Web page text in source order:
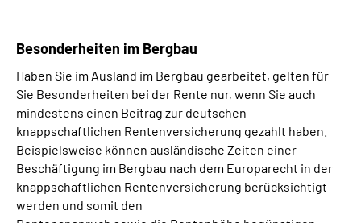
Besonderheiten im Bergbau
Haben Sie im Ausland im Bergbau gearbeitet, gelten für
Sie Besonderheiten bei der Rente nur, wenn Sie auch
mindestens einen Beitrag zur deutschen
knappschaftlichen Rentenversicherung gezahlt haben.
Beispielsweise können ausländische Zeiten einer
Beschäftigung im Bergbau nach dem Europarecht in der
knappschaftlichen Rentenversicherung berücksichtigt
werden und somit den